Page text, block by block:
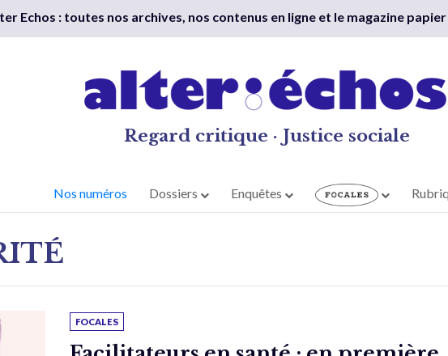
Echos : toutes nos archives, nos contenus en ligne et le magazine
Regard critique · Justice sociale
Nos numéros Dossiers Enquêtes
FOCALES